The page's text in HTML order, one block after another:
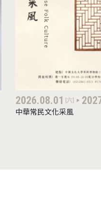
2026.08.01 [六]
中華常民文化采風